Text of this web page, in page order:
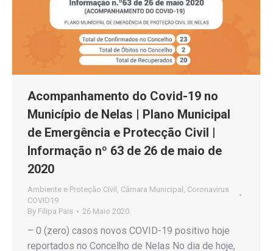
Acompanhamento do Covid-19 no
Município de Nelas | Plano Municipal
de Emergência e Protecção Civil |
Informação nº 63 de 26 de maio de
2020
Ambiente e Proteção Civil Câmara Municipal Coronavirus
COVID19
By Filipa Pais 26 Maio 2020
– 0 (zero) casos novos COVID-19 positivo hoje
reportados no Concelho de Nelas No dia de hoje,